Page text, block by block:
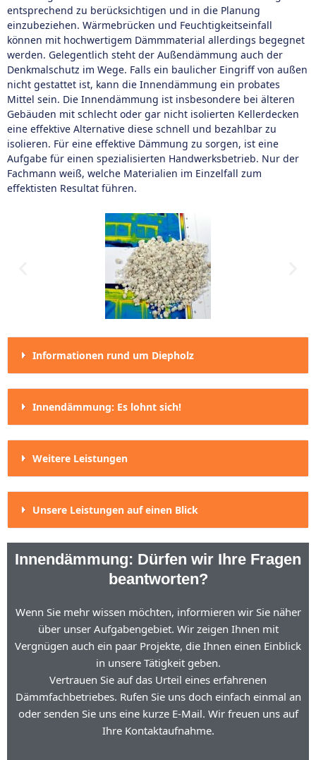
entsprechend zu berücksichtigen und in die Planung
einzubeziehen. Wärmebrücken und Feuchtigkeitseinfall
können mit hochwertigem Dämmmaterial allerdings begegnet
werden. Gelegentlich steht der Außendämmung auch der
Denkmalschutz im Wege. Falls ein baulicher Eingriff von außen
nicht gestattet ist, kann die Innendämmung ein probates
Mittel sein. Die Innendämmung ist insbesondere bei älteren
Gebäuden mit schlecht oder gar nicht isolierten Kellerdecken
eine effektive Alternative diese schnell und bezahlbar zu
isolieren. Für eine effektive Dämmung zu sorgen, ist eine
Aufgabe für einen spezialisierten Handwerksbetrieb. Nur der
Fachmann weiß, welche Materialien im Einzelfall zum
effektisten Resultat führen.
Informationen rund um Diepholz
Innendämmung: Es lohnt sich!
Weitere Leistungen
Unsere Leistungen auf einen Blick
Innendämmung: Dürfen wir Ihre Fragen
beantworten?
Wenn Sie mehr wissen möchten, informieren wir Sie näher
über unser Aufgabengebiet. Wir zeigen Ihnen mit
Vergnügen auch ein paar Projekte, die Ihnen einen Einblick
in unsere Tätigkeit geben.
Vertrauen Sie auf das Urteil eines erfahrenen
Dämmfachbetriebes. Rufen Sie uns doch einfach einmal an
oder senden Sie uns eine kurze E-Mail. Wir freuen uns auf
Ihre Kontaktaufnahme.